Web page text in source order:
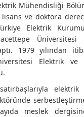
Mühendisliği
ve doktora
Elektrik
1979 yılından
Elektrik ve
meslek